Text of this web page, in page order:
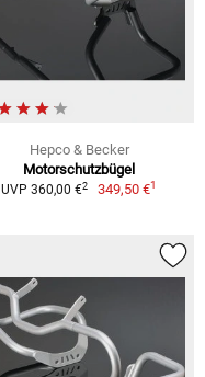
Hepco & Becker
Motorschutzbügel
UVP 360,00 €2 349,50 €1